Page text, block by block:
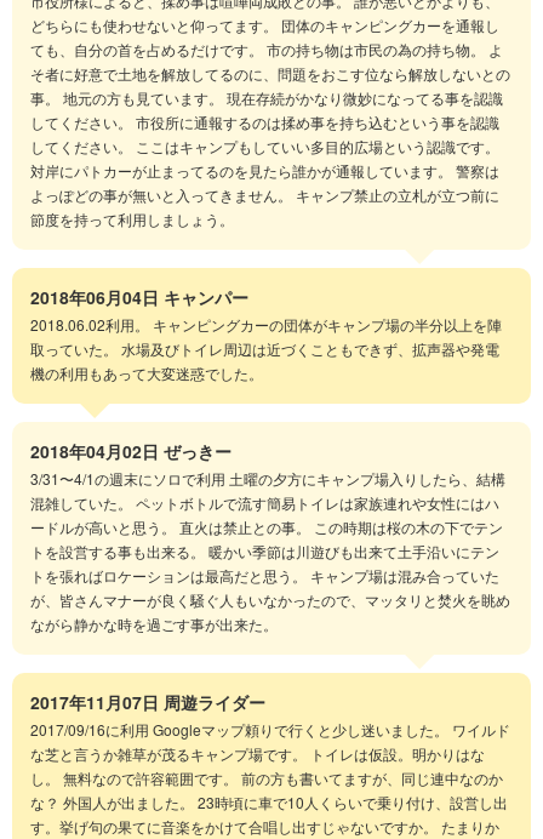
どちらにも使わせないと仰ってます。 団体のキャンピングカーを通報し
ても、自分の首を占めるだけです。 市の持ち物は市民の為の持ち物。 よ
そ者に好意で土地を解放してるのに、問題をおこす位なら解放しないとの
事。 地元の方も見ています。 現在存続がかなり微妙になってる事を認識
してください。 市役所に通報するのは揉め事を持ち込むという事を認識
してください。 ここはキャンプもしていい多目的広場という認識です。
対岸にパトカーが止まってるのを見たら誰かが通報しています。 警察は
よっぽどの事が無いと入ってきません。 キャンプ禁止の立札が立つ前に
節度を持って利用しましょう。
2018年06月04日 キャンパー
2018.06.02利用。 キャンピングカーの団体がキャンプ場の半分以上を陣
取っていた。 水場及びトイレ周辺は近づくこともできず、拡声器や発電
機の利用もあって大変迷惑でした。
2018年04月02日 ぜっきー
3/31〜4/1の週末にソロで利用 土曜の夕方にキャンプ場入りしたら、結構
混雑していた。 ペットボトルで流す簡易トイレは家族連れや女性にはハ
ードルが高いと思う。 直火は禁止との事。 この時期は桜の木の下でテン
トを設営する事も出来る。 暖かい季節は川遊びも出来て土手沿いにテン
トを張ればロケーションは最高だと思う。 キャンプ場は混み合っていた
が、皆さんマナーが良く騒ぐ人もいなかったので、マッタリと焚火を眺め
ながら静かな時を過ごす事が出来た。
2017年11月07日 周遊ライダー
2017/09/16に利用 Googleマップ頼りで行くと少し迷いました。 ワイルド
な芝と言うか雑草が茂るキャンプ場です。 トイレは仮設。明かりはな
し。 無料なので許容範囲です。 前の方も書いてますが、同じ連中なのか
な？ 外国人が出ました。 23時頃に車で10人くらいで乗り付け、設営し出
す。挙げ句の果てに音楽をかけて合唱し出すじゃないですか。 たまりか